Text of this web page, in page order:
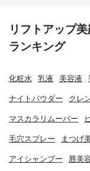
リフトアップ
ランキング
化粧水 乳液 美容液
ナイトパウダー クレ
マスカラリムーバー
毛穴スプレー まつげ
アイシャンプー 唇美